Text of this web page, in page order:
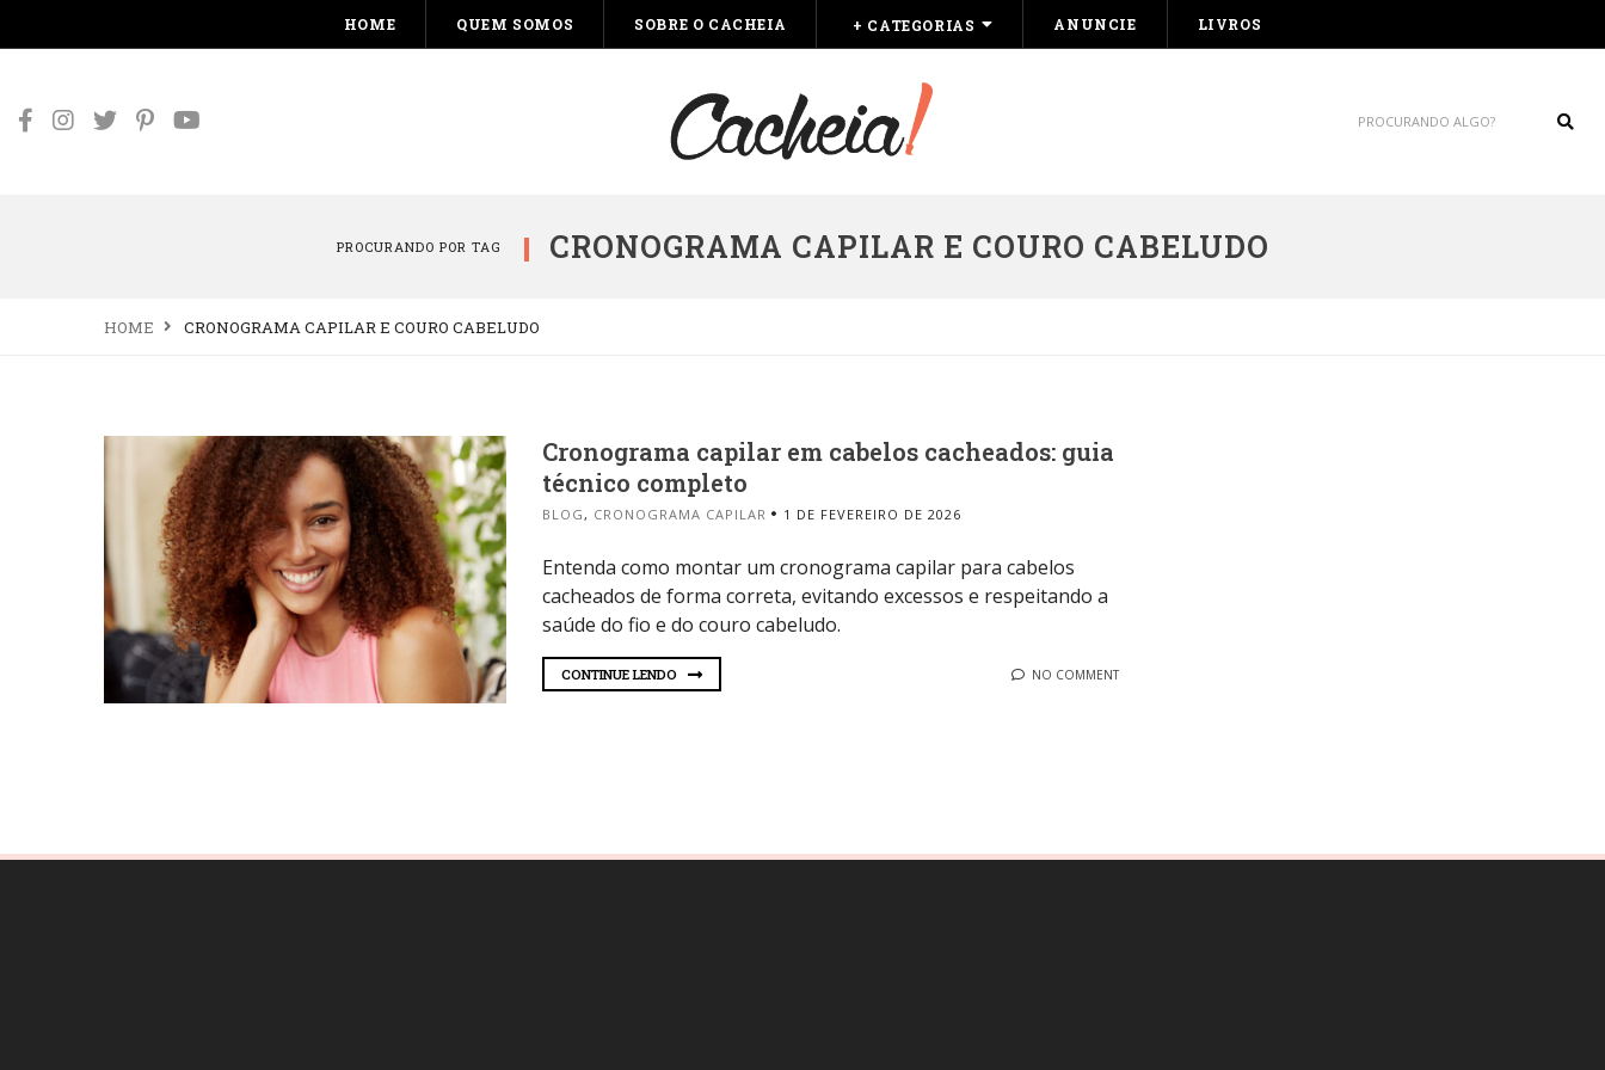
HOME QUEM SOMOS SOBRE O CACHEIA + CATEGORIAS ANUNCIE LIVROS
PROCURANDO POR TAG CRONOGRAMA CAPILAR E COURO CABELUDO
HOME CRONOGRAMA CAPILAR E COURO CABELUDO
Cronograma capilar em cabelos cacheados: guia
técnico completo
BLOG , CRONOGRAMA CAPILAR 1 DE FEVEREIRO DE 2026
Entenda como montar um cronograma capilar para cabelos
cacheados de forma correta, evitando excessos e respeitando a
saúde do fio e do couro cabeludo.
CONTINUE LENDO NO COMMENT